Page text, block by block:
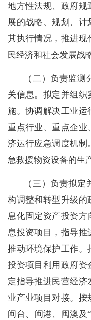
地方性法规、政府规
展的战略、规划、
其执行情况，推进现
民经济和社会发展战
（二）负责监测
关信息。拟定并组
施。协调解决工业运
重点行业、重点企业
济运行应急调度机制
急救援物资设备的生
（三）负责拟定
构调整和转型升级的
息化固定资产投资方
息投资项目，指导推
推动环境保护工作。
投资项目利用政府资
定指导推进民营经济
业产业项目对接。
闽台、闽港、闽澳及